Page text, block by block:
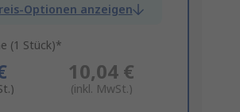
Optionen anzeigen
(1 Stück)*
10,04 €
(inkl. MwSt.)